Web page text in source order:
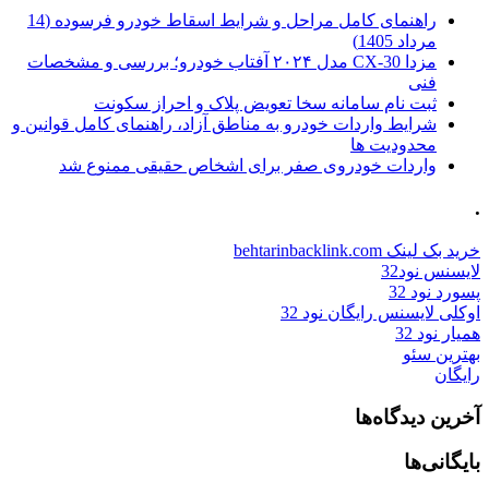
راهنمای کامل مراحل و شرایط اسقاط خودرو فرسوده (14
مرداد 1405)
مزدا CX-30 مدل ۲۰۲۴ آفتاب خودرو؛ بررسی و مشخصات
فنی
ثبت نام سامانه سخا تعویض پلاک و احراز سکونت
شرایط واردات خودرو به مناطق آزاد، راهنمای کامل قوانین و
محدودیت ها
واردات خودروی صفر برای اشخاص حقیقی ممنوع شد
.
خرید بک لینک behtarinbacklink.com
لایسنس نود32
پسورد نود 32
اوکلی لایسنس رایگان نود 32
همیار نود 32
بهترین سئو
رایگان
آخرین دیدگاه‌ها
بایگانی‌ها